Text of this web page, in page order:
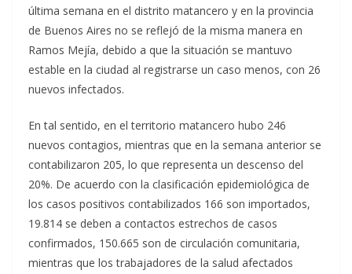
última semana en el distrito matancero y en la provincia
de Buenos Aires no se reflejó de la misma manera en
Ramos Mejía, debido a que la situación se mantuvo
estable en la ciudad al registrarse un caso menos, con 26
nuevos infectados.
En tal sentido, en el territorio matancero hubo 246
nuevos contagios, mientras que en la semana anterior se
contabilizaron 205, lo que representa un descenso del
20%. De acuerdo con la clasificación epidemiológica de
los casos positivos contabilizados 166 son importados,
19.814 se deben a contactos estrechos de casos
confirmados, 150.665 son de circulación comunitaria,
mientras que los trabajadores de la salud afectados